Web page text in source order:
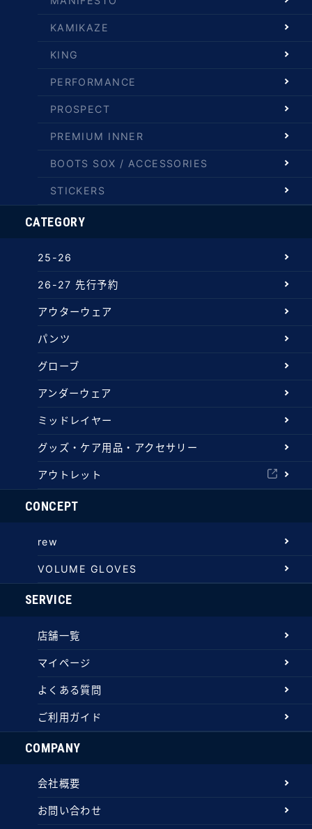
KAMIKAZE
KING
PERFORMANCE
PROSPECT
PREMIUM INNER
BOOTS SOX / ACCESSORIES
STICKERS
CATEGORY
25-26
26-27 先行予約
アウターウェア
パンツ
グローブ
アンダーウェア
ミッドレイヤー
グッズ・ケア用品・アクセサリー
アウトレット
CONCEPT
rew
VOLUME GLOVES
SERVICE
店舗一覧
マイページ
よくある質問
ご利用ガイド
COMPANY
会社概要
お問い合わせ